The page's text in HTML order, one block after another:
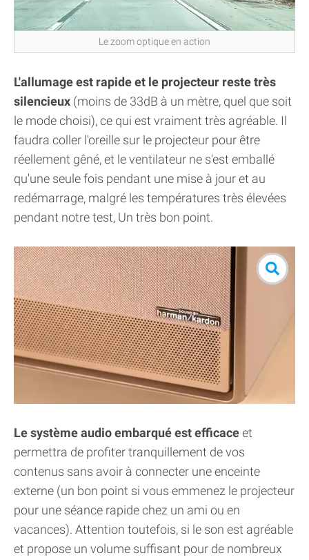
Le zoom optique en action
L'allumage est rapide et le projecteur reste très
silencieux (moins de 33dB à un mètre, quel que soit
le mode choisi), ce qui est vraiment très agréable. Il
faudra coller l'oreille sur le projecteur pour être
réellement gêné, et le ventilateur ne s'est emballé
qu'une seule fois pendant une mise à jour et au
redémarrage, malgré les températures très élevées
pendant notre test, Un très bon point.
Le système audio embarqué est efficaceet
permettra de profiter tranquillement de vos
contenus sans avoir à connecter une enceinte
externe (un bon point si vous emmenez le projecteur
pour une séance rapide chez un ami ou en
vacances). Attention toutefois, si le son est agréable
et propose un volume suffisant pour de nombreux